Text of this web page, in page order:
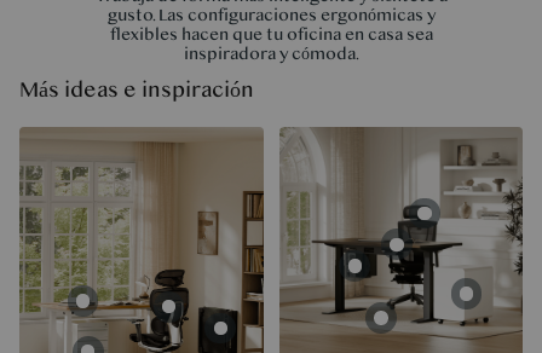
gusto. Las configuraciones ergonómicas y
flexibles hacen que tu oficina en casa sea
inspiradora y cómoda.
Más ideas e inspiración